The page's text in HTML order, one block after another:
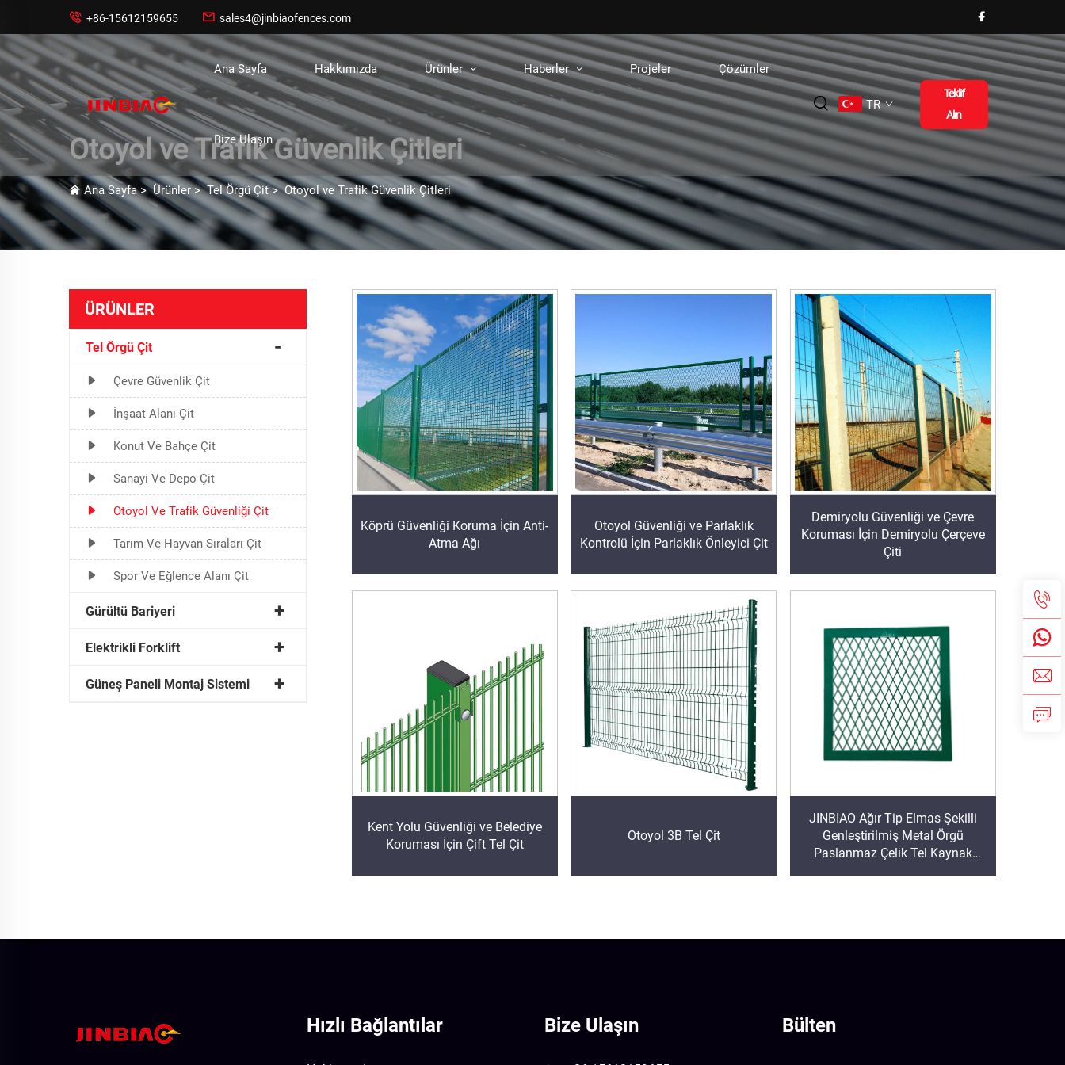
 +86-15612159655  sales4@jinbiaofences.com
Ana Sayfa Hakkımızda Ürünler Haberler Projeler Çözümler
Bize Ulaşın
TR
Teklif
Alın
Otoyol ve Trafik Güvenlik Çitleri
Ana Sayfa>Ürünler>Tel Örgü Çit>Otoyol ve Trafik Güvenlik Çitleri
ÜRÜNLER
Tel Örgü Çit
Çevre Güvenlik Çit
İnşaat Alanı Çit
Konut Ve Bahçe Çit
Sanayi Ve Depo Çit
Otoyol Ve Trafik Güvenliği Çit
Tarım Ve Hayvan Sıraları Çit
Spor Ve Eğlence Alanı Çit
Gürültü Bariyeri
Elektrikli Forklift
Güneş Paneli Montaj Sistemi
Köprü Güvenliği Koruma İçin Anti-
Atma Ağı
Otoyol Güvenliği ve Parlaklık
Kontrolü İçin Parlaklık Önleyici Çit
Demiryolu Güvenliği ve Çevre
Koruması İçin Demiryolu Çerçeve
Çiti
Kent Yolu Güvenliği ve Belediye
Koruması İçin Çift Tel Çit
Otoyol 3B Tel Çit
JINBIAO Ağır Tip Elmas Şekilli
Genleştirilmiş Metal Örgü
Paslanmaz Çelik Tel Kaynak
Hızlı Bağlantılar Bize Ulaşın Bülten